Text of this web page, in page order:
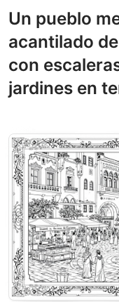
Un pueblo
acantilado
con
jardines en